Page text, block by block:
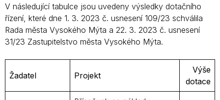
V následující tabulce jsou uvedeny výsledky dotačního
řízení, které dne 1. 3. 2023 č. usnesení 109/23 schválila
Rada města Vysokého Mýta a 22. 3. 2023 č. usnesení
31/23 Zastupitelstvo města Vysokého Mýta.
Žadatel Projekt
Výše
dotace